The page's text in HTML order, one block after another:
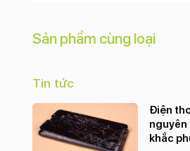
Góc siêu rộng (Ultrawide)
Deep Fusion
Chế độ chân dung
Bộ lọc màu
Ban đêm (Night Mode)
Độ phân giải camera trước:
Sản phẩm cùng loại
Tin tức
Điện
nguyên
khắc